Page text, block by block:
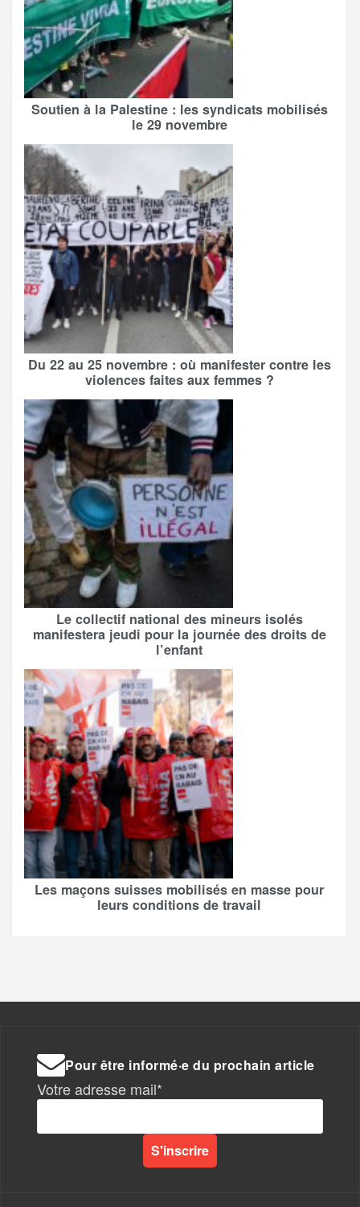
Soutien à la Palestine : les syndicats mobilisés
le 29 novembre
Du 22 au 25 novembre : où manifester contre les
violences faites aux femmes ?
Le collectif national des mineurs isolés
manifestera jeudi pour la journée des droits de
l’enfant
Les maçons suisses mobilisés en masse pour
leurs conditions de travail
Pour être informé·e du prochain article
Votre adresse mail*